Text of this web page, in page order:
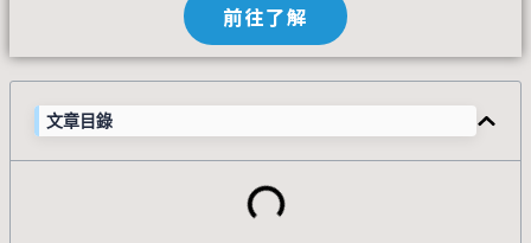
前往了解
文章目錄